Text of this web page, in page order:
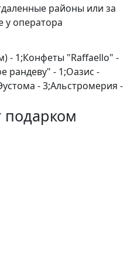
районы или за
у оператора
- 1;Конфеты "Raffaello" -
рандеву" - 1;Оазис -
- 3;Альстромерия -
подарком